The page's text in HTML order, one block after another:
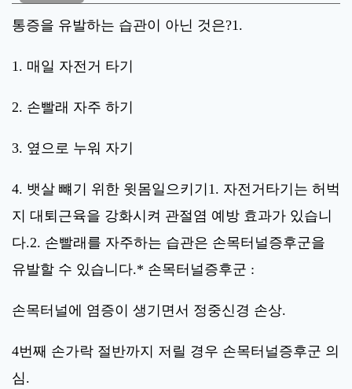
통증을 유발하는 습관이 아닌 것은?1.
1. 매일 자전거 타기
2. 손빨래 자주 하기
3. 옆으로 누워 자기
4. 뱃살 뺴기 위한 윗몸일으키기1. 자전거타기는 허벅
지 대퇴근육을 강화시켜 관절염 예방 효과가 있습니
다.2. 손빨래를 자주하는 습관은 손목터널증후군을
유발할 수 있습니다.* 손목터널증후군 :
손목터널에 염증이 생기면서 정중신경 손상.
4번째 손가락 절반까지 저릴 경우 손목터널증후군 의
심.